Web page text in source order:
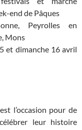
end de Pâques
Peyrolles en
Mons
et dimanche 16 avril
l’occasion pour de
leur histoire